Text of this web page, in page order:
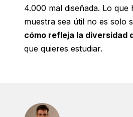
4.000 mal diseñada. Lo que
muestra sea útil no es solo
cómo refleja la diversidad
que quieres estudiar.